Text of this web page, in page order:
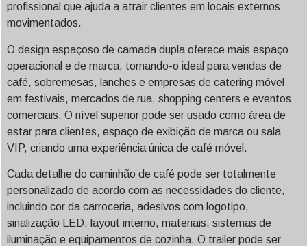
profissional que ajuda a atrair clientes em locais externos
movimentados.
O design espaçoso de camada dupla oferece mais espaço
operacional e de marca, tornando-o ideal para vendas de
café, sobremesas, lanches e empresas de catering móvel
em festivais, mercados de rua, shopping centers e eventos
comerciais. O nível superior pode ser usado como área de
estar para clientes, espaço de exibição de marca ou sala
VIP, criando uma experiência única de café móvel.
Cada detalhe do caminhão de café pode ser totalmente
personalizado de acordo com as necessidades do cliente,
incluindo cor da carroceria, adesivos com logotipo,
sinalização LED, layout interno, materiais, sistemas de
iluminação e equipamentos de cozinha. O trailer pode ser